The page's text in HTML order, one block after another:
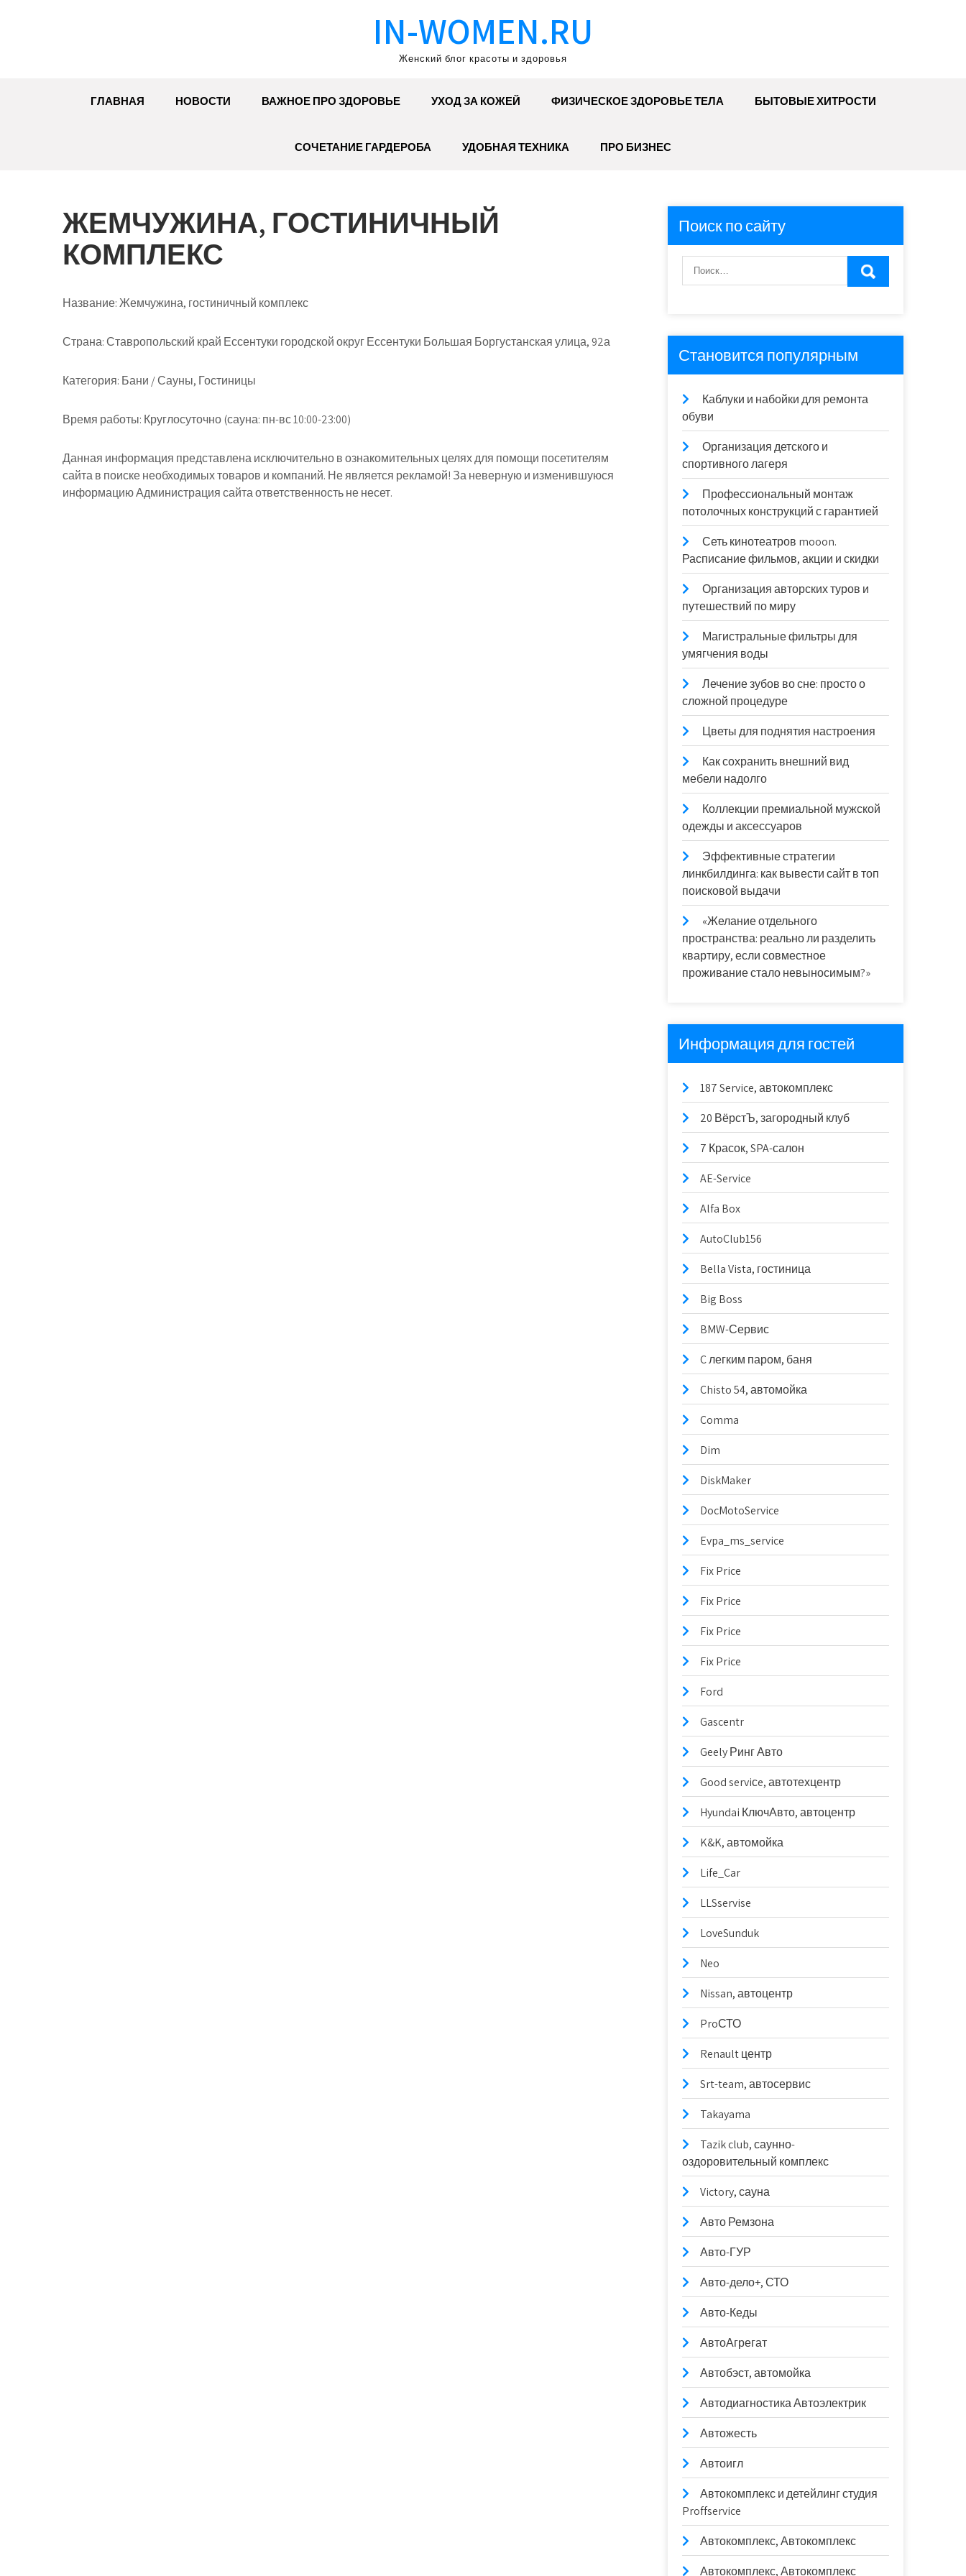
IN-WOMEN.RU
Женский блог красоты и здоровья
ГЛАВНАЯ НОВОСТИ ВАЖНОЕ ПРО ЗДОРОВЬЕ УХОД ЗА КОЖЕЙ ФИЗИЧЕСКОЕ ЗДОРОВЬЕ ТЕЛА БЫТОВЫЕ ХИТРОСТИ
СОЧЕТАНИЕ ГАРДЕРОБА УДОБНАЯ ТЕХНИКА ПРО БИЗНЕС
ЖЕМЧУЖИНА, ГОСТИНИЧНЫЙ
КОМПЛЕКС
Название:Жемчужина, гостиничный комплекс
Страна:Ставропольский край Ессентуки городской округ Ессентуки Большая Боргустанская улица, 92а
Категория: Бани / Сауны, Гостиницы
Время работы: Круглосуточно (сауна: пн-вс 10:00-23:00)
Данная информация представлена исключительно в ознакомительных целях для помощи посетителям
сайта в поиске необходимых товаров и компаний. Не является рекламой! За неверную и изменившуюся
информацию Администрация сайта ответственность не несет.
Поиск по сайту
Становится популярным
Каблуки и набойки для ремонта
обуви
Организация детского и
спортивного лагеря
Профессиональный монтаж
потолочных конструкций с гарантией
Сеть кинотеатров mooon.
Расписание фильмов, акции и скидки
Организация авторских туров и
путешествий по миру
Магистральные фильтры для
умягчения воды
Лечение зубов во сне: просто о
сложной процедуре
Цветы для поднятия настроения
Как сохранить внешний вид
мебели надолго
Коллекции премиальной мужской
одежды и аксессуаров
Эффективные стратегии
линкбилдинга: как вывести сайт в топ
поисковой выдачи
«Желание отдельного
пространства: реально ли разделить
квартиру, если совместное
проживание стало невыносимым?»
Информация для гостей
187 Service, автокомплекс
20 ВёрстЪ, загородный клуб
7 Красок, SPA-салон
AE-Service
Alfa Box
AutoClub156
Bella Vista, гостиница
Big Boss
BMW-Сервис
C легким паром, баня
Chisto 54, автомойка
Comma
Dim
DiskMaker
DocMotoService
Evpa_ms_service
Fix Price
Fix Price
Fix Price
Fix Price
Ford
Gascentr
Geely Ринг Авто
Good serviсe, автотехцентр
Hyundai КлючАвто, автоцентр
K&K, автомойка
Life_Car
LLSservise
LoveSunduk
Neo
Nissan, автоцентр
ProСТО
Renault центр
Srt-team, автосервис
Takayama
Tazik club, саунно-
оздоровительный комплекс
Victory, сауна
Авто Ремзона
Авто-ГУР
Авто-дело+, СТО
Авто-Кеды
АвтоАгрегат
Автобэст, автомойка
Автодиагностика Автоэлектрик
Автожесть
Автоигл
Автокомплекс и детейлинг студия
Proffservice
Автокомплекс, Автокомплекс
Автокомплекс, Автокомплекс